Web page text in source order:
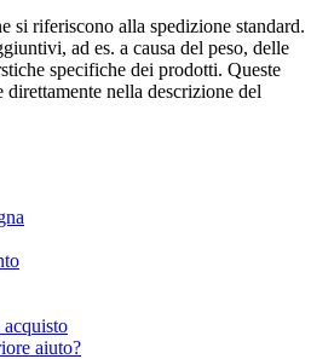
si riferiscono alla spedizione standard.
ad es. a causa del peso, delle
specifiche dei prodotti. Queste
nella descrizione del
aiuto?